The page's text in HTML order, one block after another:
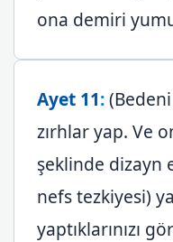
ona demiri
Ayet 11:
zırhlar yap. Ve
şeklinde dizayn
nefs tezkiyesi)
yaptıklarınızı